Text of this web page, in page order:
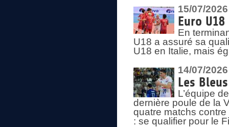
15/07/2026
Euro
En
U18 a assuré sa
U18 en Italie, mais
14/07/2026
Les
L’équipe
dernière poule de la
quatre matchs
: se qualifier pour le